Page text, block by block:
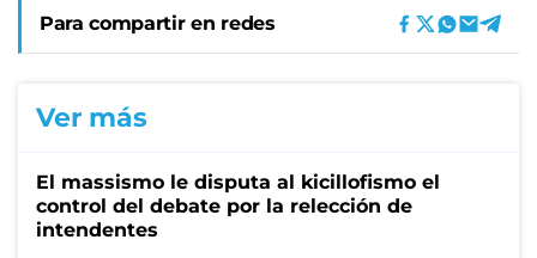
Para compartir en redes
Ver más
El massismo le disputa al kicillofismo el
control del debate por la relección de
intendentes